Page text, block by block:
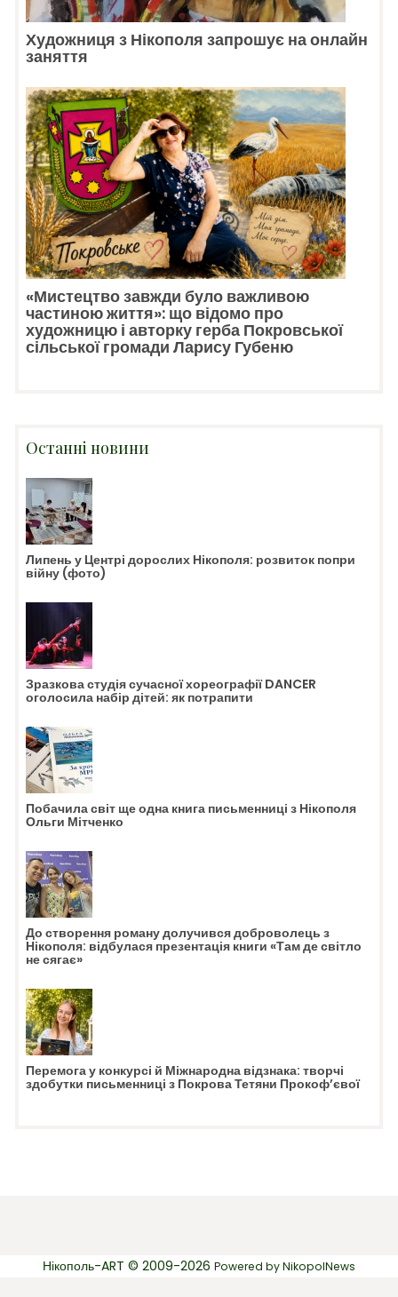
Художниця з Нікополя запрошує на онлайн
заняття
«Мистецтво завжди було важливою
частиною життя»: що відомо про
художницю і авторку герба Покровської
сільської громади Ларису Губеню
Останні новини
Липень у Центрі дорослих Нікополя: розвиток попри
війну (фото)
Зразкова студія сучасної хореографії DANCER
оголосила набір дітей: як потрапити
Побачила світ ще одна книга письменниці з Нікополя
Ольги Мітченко
До створення роману долучився доброволець з
Нікополя: відбулася презентація книги «Там де світло
не сягає»
Перемога у конкурсі й Міжнародна відзнака: творчі
здобутки письменниці з Покрова Тетяни Прокоф’євої
Нікополь-ART © 2009-2026 Powered byNikopolNews